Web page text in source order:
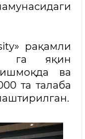
рақамли
га яқин
ва
та талаба